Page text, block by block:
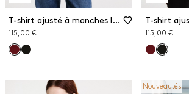
T-shirt ajusté à manches longues
115,00 € 115,00 €
Nouveautés